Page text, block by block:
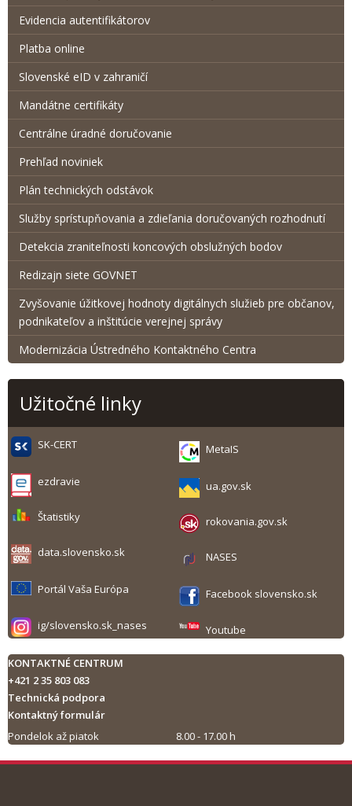
Evidencia autentifikátorov
Platba online
Slovenské eID v zahraničí
Mandátne certifikáty
Centrálne úradné doručovanie
Prehľad noviniek
Plán technických odstávok
Služby sprístupňovania a zdieľania doručovaných rozhodnutí
Detekcia zraniteľnosti koncových obslužných bodov
Redizajn siete GOVNET
Zvyšovanie úžitkovej hodnoty digitálnych služieb pre občanov,
podnikateľov a inštitúcie verejnej správy
Modernizácia Ústredného Kontaktného Centra
Užitočné linky
SK-CERT MetaIS
ezdravie ua.gov.sk
Štatistiky rokovania.gov.sk
data.slovensko.sk NASES
Portál Vaša Európa Facebook slovensko.sk
ig/slovensko.sk_nases Youtube
KONTAKTNÉ CENTRUM
+421 2 35 803 083
Technická podpora
Kontaktný formulár
Pondelok až piatok
8.00 - 17.00 h
Tlač obsahu